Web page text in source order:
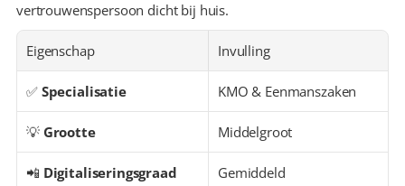
vertrouwenspersoon dicht bij huis.
Eigenschap Invulling
✅ Specialisatie KMO & Eenmanszaken
💡 Grootte Middelgroot
📲 Digitaliseringsgraad Gemiddeld